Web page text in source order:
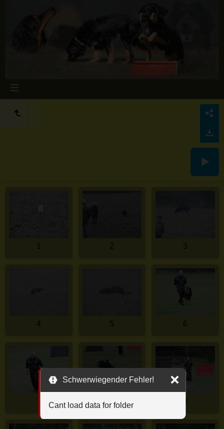
1 2 3
4 5 6
7 8 9
Schwerwiegender Fehler!
Cant load data for folder